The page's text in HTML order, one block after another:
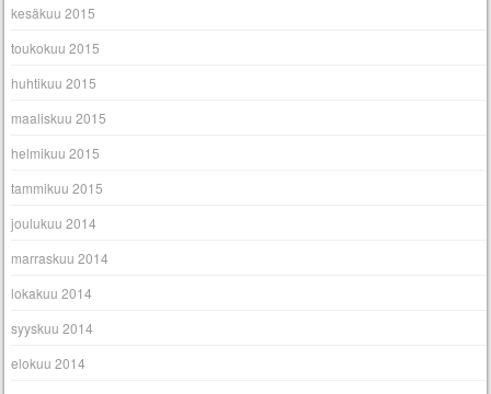
kesäkuu 2015
toukokuu 2015
huhtikuu 2015
maaliskuu 2015
helmikuu 2015
tammikuu 2015
joulukuu 2014
marraskuu 2014
lokakuu 2014
syyskuu 2014
elokuu 2014